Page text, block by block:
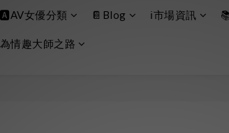
🅰️AV女優分類 📔Blog ℹ️市場資訊
情趣大師之路